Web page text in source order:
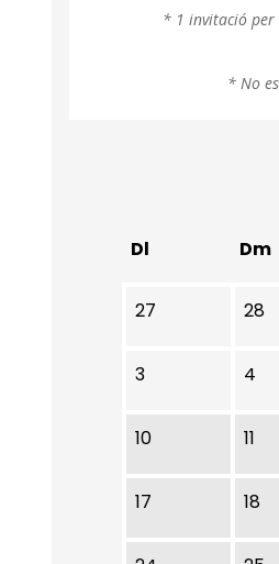
* 1 invitació per
* No
Dl
Dm
No hi ha cap
27 28
3 4
10 11
17 18